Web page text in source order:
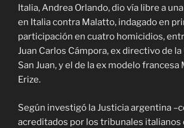
Italia, Andrea Orlando, dio vía libre a
en Italia contra Malatto, indagado en
participación en cuatro homicidios,
Juan Carlos Cámpora, ex directivo de
San Juan, y el de la ex modelo francesa
Erize.
Según investigó la Justicia argentina
acreditados por los tribunales italianos